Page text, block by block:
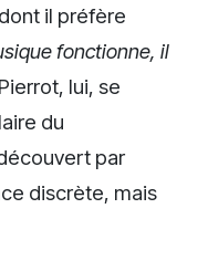
il préfère
fonctionne, il
lui, se
du
par
discrète, mais